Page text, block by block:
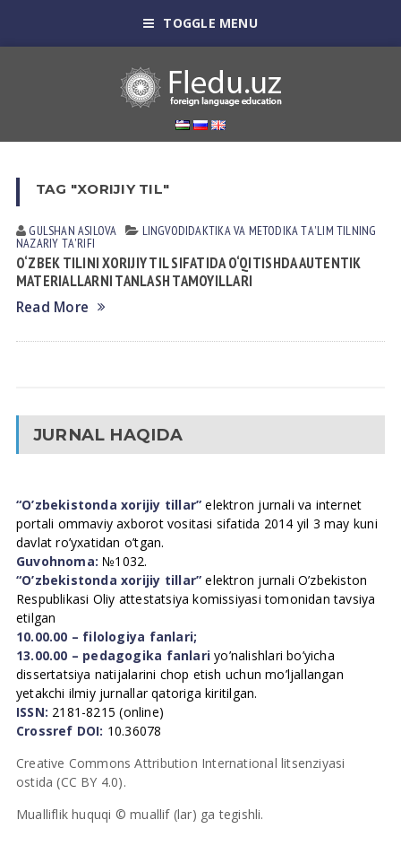
TOGGLE MENU
TAG "XORIJIY TIL"
GULSHAN АSILOVА LINGVODIDАKTIKА VА METODIKАTА'LIM TILNING
NАZАRIY TА'RIFI
O‘ZBЕK TILINI XORIJIY TIL SIFATIDA O‘QITISHDA AUTЕNTIK
MATERIALLARNI TANLASH TAMOYILLARI
Read More
JURNAL HAQIDA
“O’zbekistonda xorijiy tillar” elektron jurnali va internet
portali ommaviy axborot vositasi sifatida 2014 yil 3 may kuni
davlat ro’yxatidan o’tgan.
Guvohnoma: №1032.
“O’zbekistonda xorijiy tillar” elektron jurnali O’zbekiston
Respublikasi Oliy attestatsiya komissiyasi tomonidan tavsiya
etilgan
10.00.00 – filologiya fanlari;
13.00.00 – pedagogika fanlari yo’nalishlari bo’yicha
dissertatsiya natijalarini chop etish uchun mo’ljallangan
yetakchi ilmiy jurnallar qatoriga kiritilgan.
ISSN: 2181-8215 (online)
Crossref DOI: 10.36078
Creative Commons Attribution International litsenziyasi
ostida (CC BY 4.0).
Mualliflik huquqi © muallif (lar) ga tegishli.